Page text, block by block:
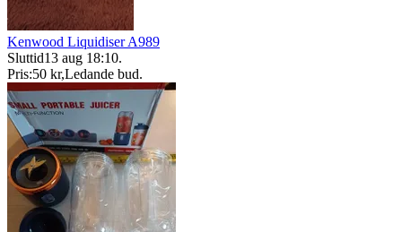
Kenwood Liquidiser A989
Sluttid13 aug 18:10.
Pris:50 kr,Ledande bud.